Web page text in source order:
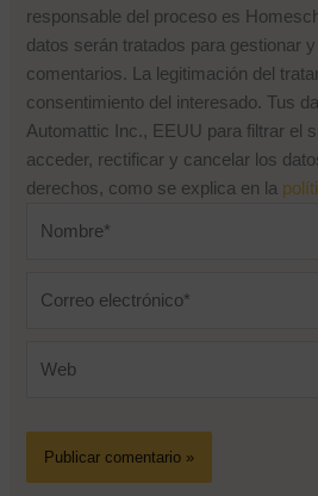
responsable del proceso es
datos serán tratados para gestionar
comentarios. La legitimación del
consentimiento del interesado. Tus
Automattic Inc., EEUU para filtrar el
acceder, rectificar y cancelar los
derechos, como se explica en la